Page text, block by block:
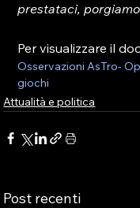
prestataci,
Per visualizzare il
Osservazioni AsTro-
giochi
Attualità e politica
Post recenti